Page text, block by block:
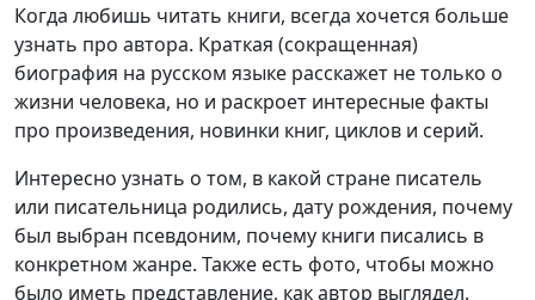
Когда любишь читать книги, всегда хочется больше
узнать про автора. Краткая (сокращенная)
биография на русском языке расскажет не только о
жизни человека, но и раскроет интересные факты
про произведения, новинки книг, циклов и серий.
Интересно узнать о том, в какой стране писатель
или писательница родились, дату рождения, почему
был выбран псевдоним, почему книги писались в
конкретном жанре. Также есть фото, чтобы можно
было иметь представление, как автор выглядел.